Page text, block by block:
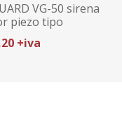
VG-50 sirena
piezo tipo
+iva